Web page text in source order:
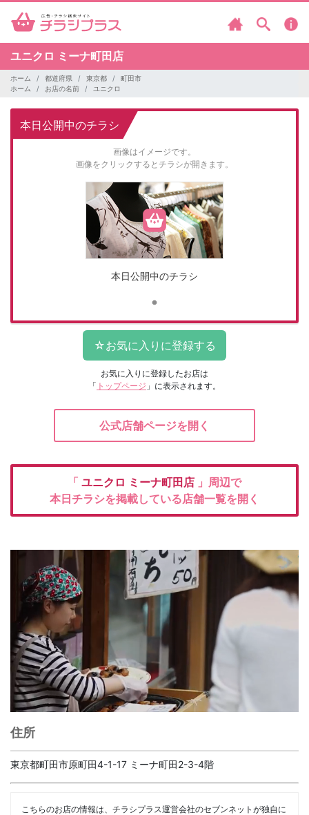
ユニクロ ミーナ町田店
ホーム 都道府県 東京都
町田市
ホーム
お店の名前 ユニクロ
本日公開中のチラシ
画像はイメージです。
画像をクリックするとチラシが開きます。
本日公開中のチラシ
お気に入りに登録したお店は
「 トップページ 」に表示されます。
公式店舗ページを開く
「 ユニクロ ミーナ町田店 」周辺で
本日チラシを掲載している店舗一覧を開く
住所
東京都町田市原町田4-1-17 ミーナ町田2-3-4階
こちらのお店の情報は、チラシプラス運営会社のセブンネットが独自に